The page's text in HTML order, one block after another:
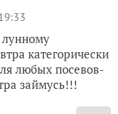
категорически
любых посевов-
займусь!!!